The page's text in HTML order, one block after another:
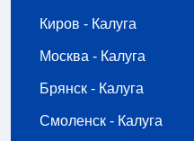
Киров - Калуга
Москва - Калуга
Брянск - Калуга
Смоленск - Калуга